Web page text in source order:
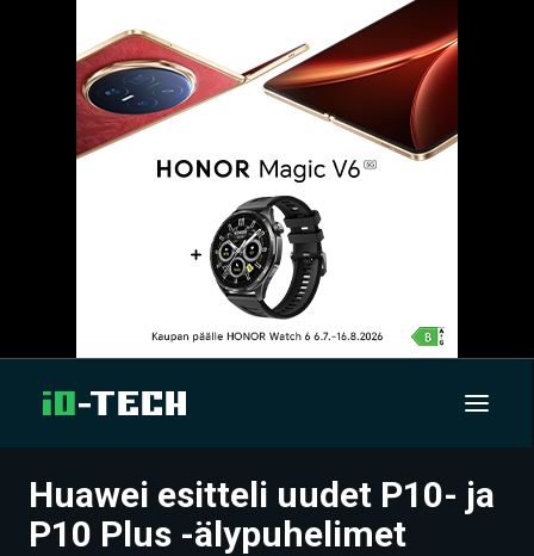
UUTISET
Huawei esitteli uudet P10- ja
P10 Plus -älypuhelimet